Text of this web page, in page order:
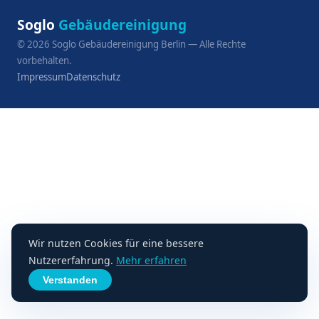
Soglo Gebäudereinigung
©2026 Soglo Gebäudereinigung Berlin — Alle Rechte
vorbehalten.
ImpressumDatenschutz
Wir nutzen Cookies für eine bessere
Nutzererfahrung. Mehr erfahren
Verstanden